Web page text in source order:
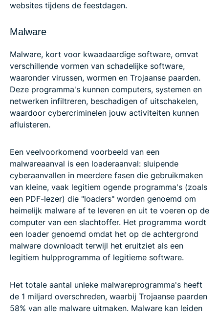
websites tijdens de feestdagen.
Malware
Malware, kort voor kwaadaardige software, omvat
verschillende vormen van schadelijke software,
waaronder virussen, wormen en Trojaanse paarden.
Deze programma's kunnen computers, systemen en
netwerken infiltreren, beschadigen of uitschakelen,
waardoor cybercriminelen jouw activiteiten kunnen
afluisteren.
Een veelvoorkomend voorbeeld van een
malwareaanval is een loaderaanval: sluipende
cyberaanvallen in meerdere fasen die gebruikmaken
van kleine, vaak legitiem ogende programma's (zoals
een PDF-lezer) die "loaders" worden genoemd om
heimelijk malware af te leveren en uit te voeren op de
computer van een slachtoffer. Het programma wordt
een loader genoemd omdat het op de achtergrond
malware downloadt terwijl het eruitziet als een
legitiem hulpprogramma of legitieme software.
Het totale aantal unieke malwareprogramma's heeft
de 1 miljard overschreden, waarbij Trojaanse paarden
58% van alle malware uitmaken. Malware kan leiden